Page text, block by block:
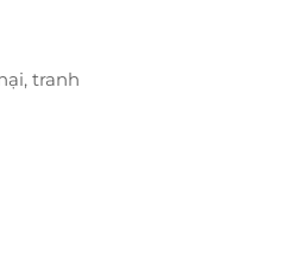
phố, các tiện ích như
dọn phòng, bãi đỗ xe đạp
thực đơn điểm tâm kiểu Á
ngọt tươi, trái cây, nước ép
trước khi trải nghiệm Đà
vị mặn mòi của biển, không
khách của đội ngũ nhân
tranh